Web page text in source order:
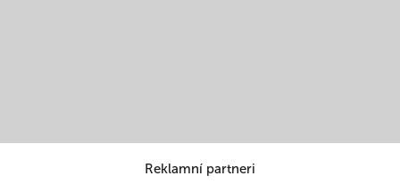
Reklamní partneri